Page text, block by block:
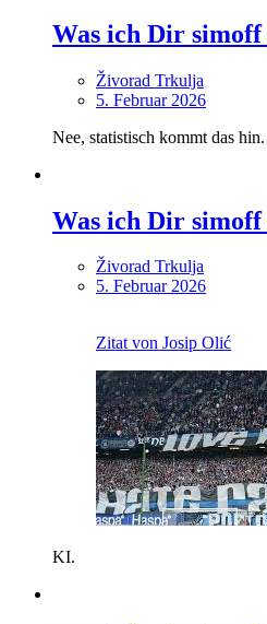
Was ich Dir simoff
Živorad Trkulja
5. Februar 2026
Nee, statistisch kommt das hin.
Was ich Dir simoff
Živorad Trkulja
5. Februar 2026
Zitat von Josip Olić
KI.